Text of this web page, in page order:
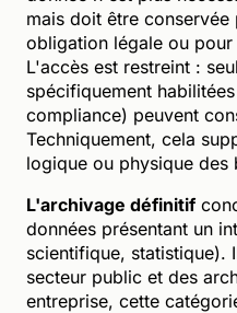
mais doit être
obligation légale ou
L'accès est restreint :
spécifiquement
compliance) peuvent
Techniquement, cela
logique ou physique des
L'archivage définitif
données présentant un
scientifique, statistique).
secteur public et des
entreprise, cette